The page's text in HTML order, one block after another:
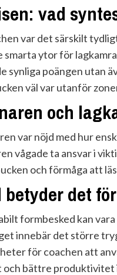
vad
var det särskilt
smarta ytor för
synliga poängen utan
väl var utanför
och
var nöjd med hur
vågade ta ansvar i
och förmåga att
betyder det
formbesked kan
innebär det större
för coachen att
och bättre produktivitet